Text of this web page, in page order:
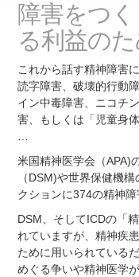
障害をつ
る利益の
これから話す精神障害
読字障害、破壊的行動
イン中毒障害、ニコチ
害、もしくは「児童身
…
米国精神医学会（APA)
（DSM)や世界保健機
クションに374の精神障
DSM、そしてICDの「
れていますが、精神疾
ために用いられている
めぐる争いや精神医学